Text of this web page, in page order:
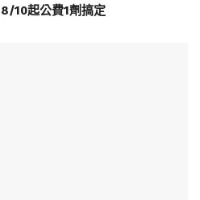
10起公費1劑搞定